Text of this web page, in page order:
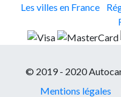
Les villes en France
© 2019 - 2020
Mentions légales